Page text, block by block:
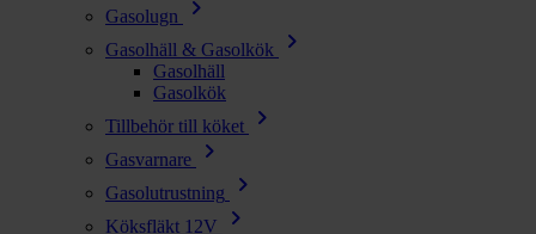
Gasolugn
chevron_right
Gasolhäll & Gasolkök chevron_right
Gasolhäll
Gasolkök
Tillbehör till köket
chevron_right
Gasvarnare chevron_right
Gasolutrustning chevron_right
Köksfläkt 12V chevron_right